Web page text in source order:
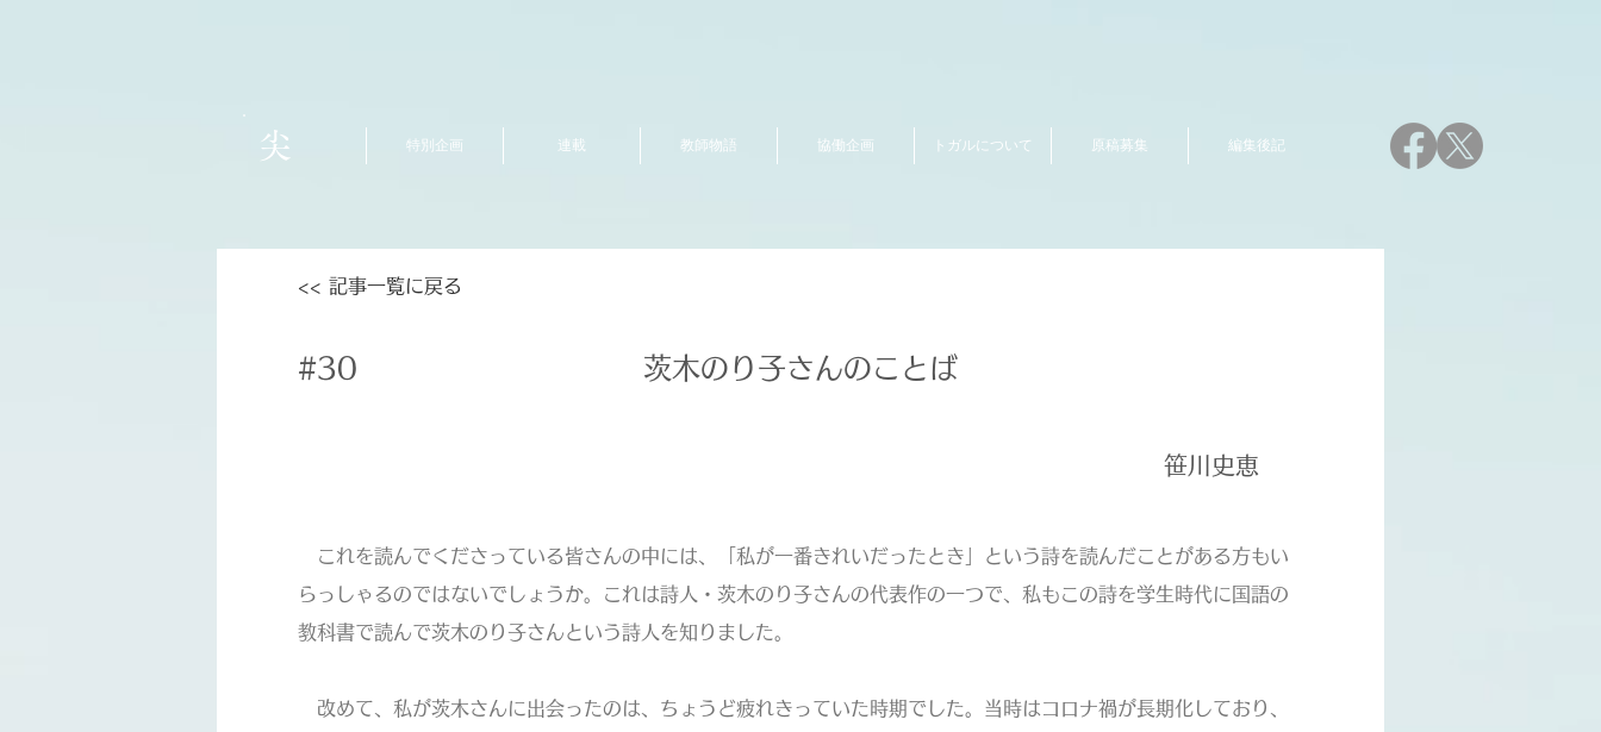
尖 特別企画 連載 教師物語 協働企画 トガルについて 原稿募集 編集後記
<< 記事一覧に戻る
#30 茨木のり子さんのことば
笹川史恵
これを読んでくださっている皆さんの中には、「私が一番きれいだったとき」という詩を読んだことがある方もい
らっしゃるのではないでしょうか。これは詩人・茨木のり子さんの代表作の一つで、私もこの詩を学生時代に国語の
教科書で読んで茨木のり子さんという詩人を知りました。
改めて、私が茨木さんに出会ったのは、ちょうど疲れきっていた時期でした。当時はコロナ禍が長期化しており、